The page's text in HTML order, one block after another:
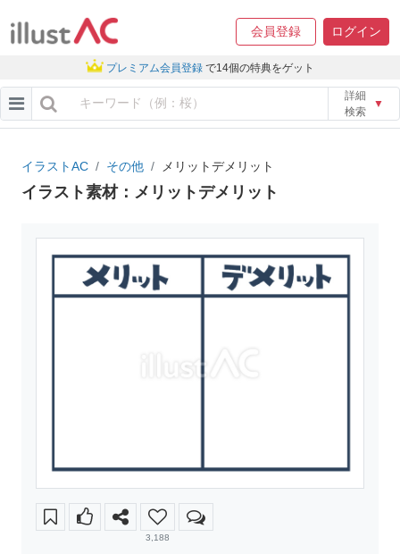
会員登録 ログイン
プレミアム会員登録 で14個の特典をゲット
詳細
検索
▼
イラストAC その他 メリットデメリット
イラスト素材：メリットデメリット
3,188